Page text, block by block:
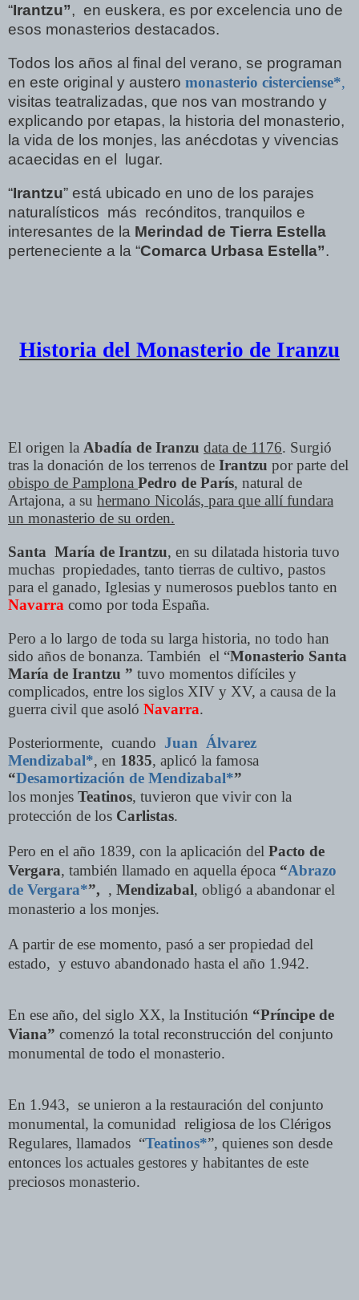
“Irantzu”, en euskera, es por excelencia uno de
esos monasterios destacados.
Todos los años al final del verano, se programan
en este original y austero monasterio cisterciense*,
visitas teatralizadas, que nos van mostrando y
explicando por etapas, la historia del monasterio,
la vida de los monjes, las anécdotas y vivencias
acaecidas en el lugar.
“Irantzu” está ubicado en uno de los parajes
naturalísticos más recónditos, tranquilos e
interesantes de la Merindad de Tierra Estella
perteneciente a la “Comarca Urbasa Estella”.
Historia del Monasterio de Iranzu
El origen la Abadía de Iranzu data de 1176. Surgió
tras la donación de los terrenos de Irantzu por parte del
obispo de Pamplona Pedro de París, natural de
Artajona, a su hermano Nicolás, para que allí fundara
un monasterio de su orden.
Santa María de Irantzu, en su dilatada historia tuvo
muchas propiedades, tanto tierras de cultivo, pastos
para el ganado, Iglesias y numerosos pueblos tanto en
Navarra como por toda España.
Pero a lo largo de toda su larga historia, no todo han
sido años de bonanza. También el “Monasterio Santa
María de Irantzu ” tuvo momentos difíciles y
complicados, entre los siglos XIV y XV, a causa de la
guerra civil que asoló Navarra.
Posteriormente, cuando Juan Álvarez
Mendizabal*, en 1835, aplicó la famosa
“Desamortización de Mendizabal*”
los monjes Teatinos, tuvieron que vivir con la
protección de los Carlistas.
Pero en el año 1839, con la aplicación del Pacto de
Vergara, también llamado en aquella época “Abrazo
de Vergara*”, , Mendizabal, obligó a abandonar el
monasterio a los monjes.
A partir de ese momento, pasó a ser propiedad del
estado, y estuvo abandonado hasta el año 1.942.
En ese año, del siglo XX, la Institución “Príncipe de
Viana” comenzó la total reconstrucción del conjunto
monumental de todo el monasterio.
En 1.943, se unieron a la restauración del conjunto
monumental, la comunidad religiosa de los Clérigos
Regulares, llamados “Teatinos*”, quienes son desde
entonces los actuales gestores y habitantes de este
preciosos monasterio.